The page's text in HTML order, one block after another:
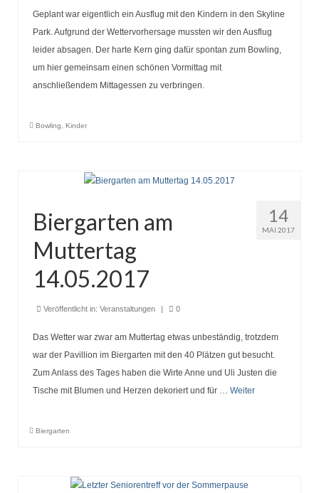
Heimat der BVO
Vereinsorgane
Chronik Vorstand und Ausschuss
Geplant war eigentlich ein Ausflug mit den Kindern in den Skyline
Park. Aufgrund der Wettervorhersage mussten wir den Ausflug
leider absagen. Der harte Kern ging dafür spontan zum Bowling,
um hier gemeinsam einen schönen Vormittag mit
anschließendem Mittagessen zu verbringen.
Bowling, Kinder
14
MAI 2017
Biergarten am
Muttertag
14.05.2017
Veröffentlicht in: Veranstaltungen | 0
Das Wetter war zwar am Muttertag etwas unbeständig, trotzdem
war der Pavillion im Biergarten mit den 40 Plätzen gut besucht.
Zum Anlass des Tages haben die Wirte Anne und Uli Justen die
Tische mit Blumen und Herzen dekoriert und für … Weiter
Biergarten